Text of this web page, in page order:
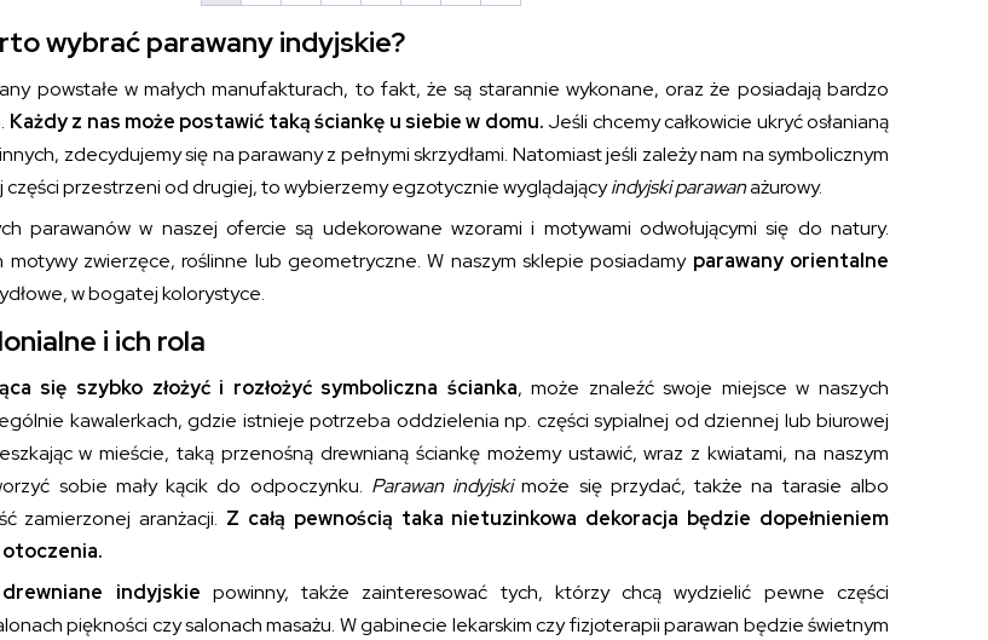
wybrać parawany indyjskie?
powstałe w małych manufakturach, to fakt, że są starannie wykonane, oraz że posiadają bardzo
Każdy z nas może postawić taką ściankę u siebie w domu. Jeśli chcemy całkowicie ukryć osłanianą
zdecydujemy się na parawany z pełnymi skrzydłami. Natomiast jeśli zależy nam na symbolicznym
przestrzeni od drugiej, to wybierzemy egzotycznie wyglądającyindyjski parawanażurowy.
parawanów w naszej ofercie są udekorowane wzorami i motywami odwołującymi się do natury.
motywy zwierzęce, roślinne lub geometryczne. W naszym sklepie posiadamy parawany orientalne
w bogatej kolorystyce.
i ich rola
się szybko złożyć i rozłożyć symboliczna ścianka, może znaleźć swoje miejsce w naszych
kawalerkach, gdzie istnieje potrzeba oddzielenia np. części sypialnej od dziennej lub biurowej
w mieście, taką przenośną drewnianą ściankę możemy ustawić, wraz z kwiatami, na naszym
sobie mały kącik do odpoczynku. Parawan indyjskimoże się przydać, także na tarasie albo
zamierzonej aranżacji. Z całą pewnością taka nietuzinkowa dekoracja będzie dopełnieniem
indyjskie powinny, także zainteresować tych, którzy chcą wydzielić pewne części
piękności czy salonach masażu. W gabinecie lekarskim czy fizjoterapii parawan będzie świetnym